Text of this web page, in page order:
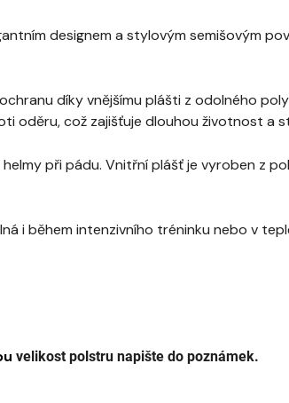
designem a stylovým semišovým
díky vnějšímu plášti z odolného
oděru, což zajišťuje dlouhou životnost a
při pádu. Vnitřní plášť je vyroben z
i během intenzivního tréninku nebo v
u velikost polstru napište do poznámek.